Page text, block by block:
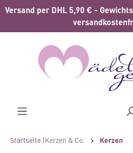
springen
Versand per DHL 5,90 € -
Startseite |Kerzen & Co. Kerzen